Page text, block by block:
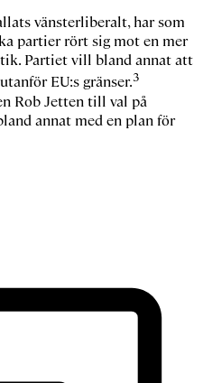
vänsterliberalt, har som
partier rört sig mot en mer
Partiet vill bland annat att
EU:s gränser.3
Rob Jetten till val på
annat med en plan för